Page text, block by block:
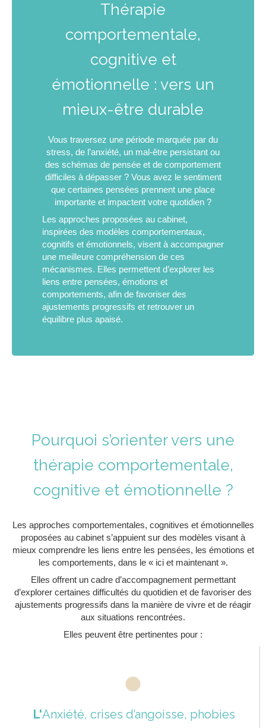
Thérapie
comportementale,
cognitive et
émotionnelle : vers un
mieux-être durable
Vous traversez une période marquée par du
stress, de l’anxiété, un mal-être persistant ou
des schémas de pensée et de comportement
difficiles à dépasser ? Vous avez le sentiment
que certaines pensées prennent une place
importante et impactent votre quotidien ?
Les approches proposées au cabinet,
inspirées des modèles comportementaux,
cognitifs et émotionnels, visent à accompagner
une meilleure compréhension de ces
mécanismes. Elles permettent d’explorer les
liens entre pensées, émotions et
comportements, afin de favoriser des
ajustements progressifs et retrouver un
équilibre plus apaisé.
Pourquoi s’orienter vers une
thérapie comportementale,
cognitive et émotionnelle ?
Les approches comportementales, cognitives et émotionnelles
proposées au cabinet s’appuient sur des modèles visant à
mieux comprendre les liens entre les pensées, les émotions et
les comportements, dans le « ici et maintenant ».
Elles offrent un cadre d’accompagnement permettant
d’explorer certaines difficultés du quotidien et de favoriser des
ajustements progressifs dans la manière de vivre et de réagir
aux situations rencontrées.
Elles peuvent être pertinentes pour :
L'Anxiété, crises d’angoisse, phobies